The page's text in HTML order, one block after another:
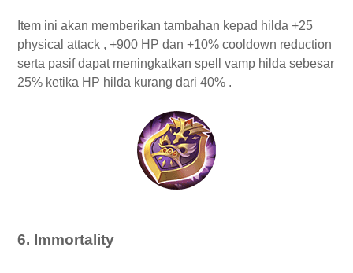
Item ini akan memberikan tambahan kepad hilda +25
physical attack , +900 HP dan +10% cooldown reduction
serta pasif dapat meningkatkan spell vamp hilda sebesar
25% ketika HP hilda kurang dari 40% .
6. Immortality